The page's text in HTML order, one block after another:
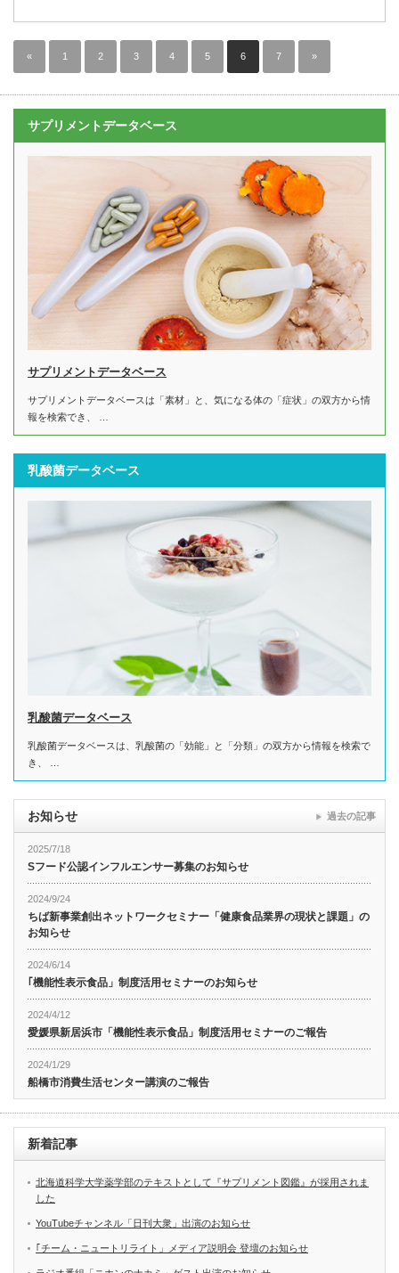
« 1 2 3 4 5 6 7 »
サプリメントデータベース
サプリメントデータベース
サプリメントデータベースは「素材」と、気になる体の「症状」の双方から情
報を検索でき、 …
乳酸菌データベース
乳酸菌データベース
乳酸菌データベースは、乳酸菌の「効能」と「分類」の双方から情報を検索で
き、 …
お知らせ
2025/7/18
Sフード公認インフルエンサー募集のお知らせ
2024/9/24
ちば新事業創出ネットワークセミナー「健康食品業界の現状と課題」の
お知らせ
2024/6/14
｢機能性表示食品」制度活用セミナーのお知らせ
2024/4/12
愛媛県新居浜市「機能性表示食品」制度活用セミナーのご報告
2024/1/29
船橋市消費生活センター講演のご報告
過去の記事
新着記事
北海道科学大学薬学部のテキストとして『サプリメント図鑑』が採用されま
した
YouTubeチャンネル「日刊大衆」出演のお知らせ
｢チーム・ニュートリライト」メディア説明会 登壇のお知らせ